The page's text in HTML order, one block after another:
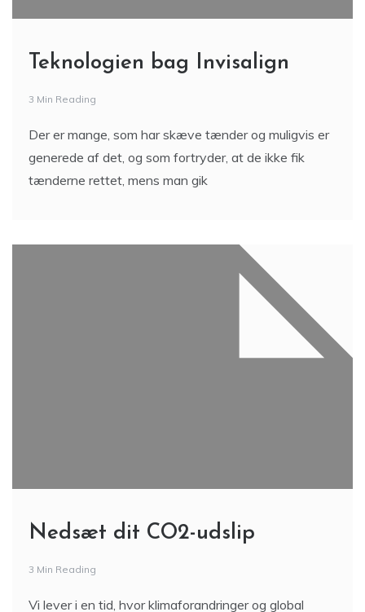
Teknologien bag Invisalign
3 Min Reading
Der er mange, som har skæve tænder og muligvis er
generede af det, og som fortryder, at de ikke fik
tænderne rettet, mens man gik
Nedsæt dit CO2-udslip
3 Min Reading
Vi lever i en tid, hvor klimaforandringer og global